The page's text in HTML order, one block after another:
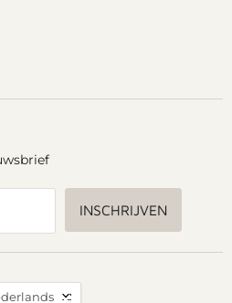
INSCHRIJVEN